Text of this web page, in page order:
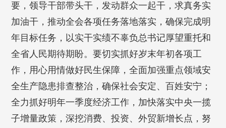
要，领导干部带头干，发动群众一起干，求真务实
加油干，推动全会各项任务落地落实，确保完成明
年目标任务，以实干实绩不辜负总书记厚望重托和
全省人民期待期盼。要切实抓好岁末年初各项工
作，用心用情做好民生保障，全面加强重点领域安
全生产隐患排查整治，确保社会安定、百姓安宁；
全力抓好明年一季度经济工作，加快落实中央一揽
子增量政策，深挖消费、投资、外贸新增长点，努